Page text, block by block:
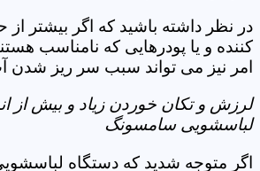
در نظر داشته باشید که اگر بیشتر از
کننده و یا پودرهایی که نامناسب
امر نیز می تواند سبب سر ریز
لرزش و تکان خوردن زیاد و بیش از
لباسشویی سامسونگ
اگر متوجه شدید که دستگاه